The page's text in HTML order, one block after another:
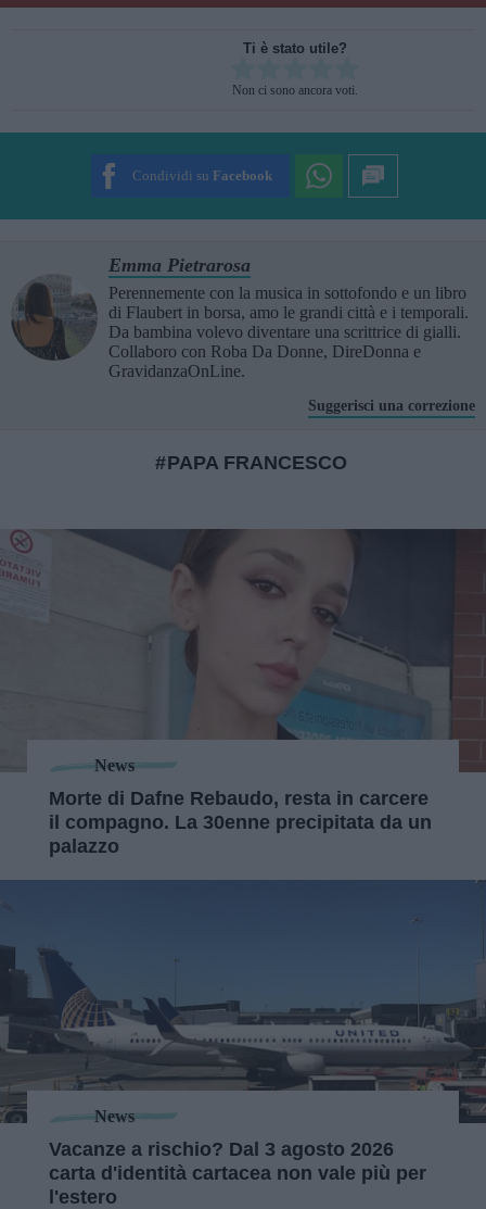
Ti è stato utile?
Non ci sono ancora voti.
Condividi su Facebook
Emma Pietrarosa
Perennemente con la musica in sottofondo e un libro
di Flaubert in borsa, amo le grandi città e i temporali.
Da bambina volevo diventare una scrittrice di gialli.
Collaboro con Roba Da Donne, DireDonna e
GravidanzaOnLine.
Suggerisci una correzione
PAPA FRANCESCO
News
Morte di Dafne Rebaudo, resta in carcere
il compagno. La 30enne precipitata da un
palazzo
News
Vacanze a rischio? Dal 3 agosto 2026
carta d'identità cartacea non vale più per
l'estero